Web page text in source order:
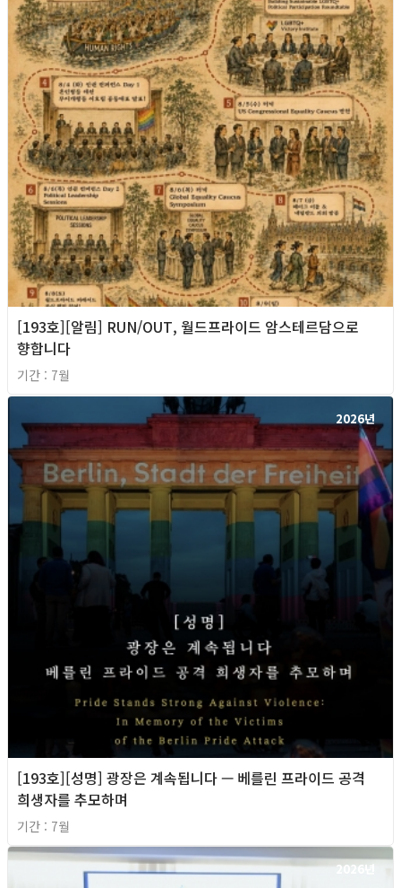
[193호][알림] RUN/OUT, 월드프라이드 암스테르담으로
향합니다
기간 : 7월
2026년
[193호][성명] 광장은 계속됩니다 — 베를린 프라이드 공격
희생자를 추모하며
기간 : 7월
2026년